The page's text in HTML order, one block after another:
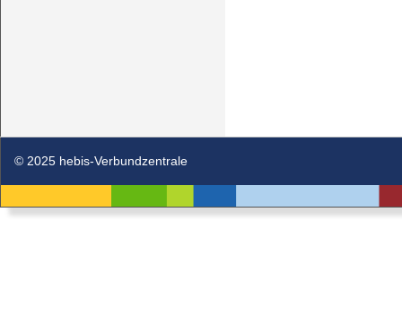
© 2025 hebis-Verbundzentrale